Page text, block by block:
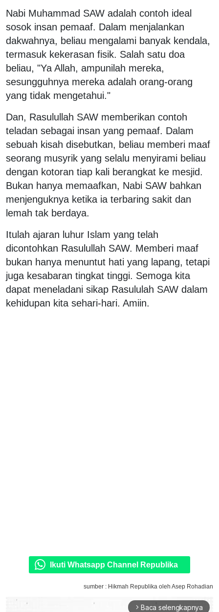
Nabi Muhammad SAW adalah contoh ideal
sosok insan pemaaf. Dalam menjalankan
dakwahnya, beliau mengalami banyak kendala,
termasuk kekerasan fisik. Salah satu doa
beliau, "Ya Allah, ampunilah mereka,
sesungguhnya mereka adalah orang-orang
yang tidak mengetahui."
Dan, Rasulullah SAW memberikan contoh
teladan sebagai insan yang pemaaf. Dalam
sebuah kisah disebutkan, beliau memberi maaf
seorang musyrik yang selalu menyirami beliau
dengan kotoran tiap kali berangkat ke mesjid.
Bukan hanya memaafkan, Nabi SAW bahkan
menjenguknya ketika ia terbaring sakit dan
lemah tak berdaya.
Itulah ajaran luhur Islam yang telah
dicontohkan Rasulullah SAW. Memberi maaf
bukan hanya menuntut hati yang lapang, tetapi
juga kesabaran tingkat tinggi. Semoga kita
dapat meneladani sikap Rasululah SAW dalam
kehidupan kita sehari-hari. Amiin.
Ikuti Whatsapp Channel Republika
sumber : Hikmah Republika oleh Asep Rohadian
arrow_forward_ios Baca selengkapnya